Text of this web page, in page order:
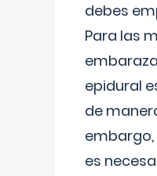
debes
Para las
epidural
de
embargo,
es